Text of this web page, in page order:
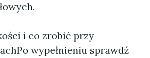
i co zrobić przy
wypełnieniu sprawdź